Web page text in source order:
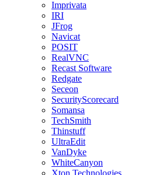
Imprivata
IRI
JFrog
Navicat
POSIT
RealVNC
Recast Software
Redgate
Seceon
SecurityScorecard
Somansa
TechSmith
Thinstuff
UltraEdit
VanDyke
WhiteCanyon
Xton Technologies